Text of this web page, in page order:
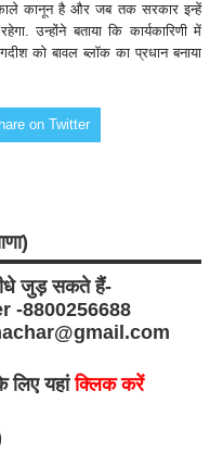
काले कानून है और जब तक सरकार इन्हें
उन्होंने बताया कि कार्यकारिणी में
को बावल ब्लॉक का प्रधान बनाया
on Twitter
जुड़ सकते हैं-
-8800256688
लिए यहांक्लिक करें